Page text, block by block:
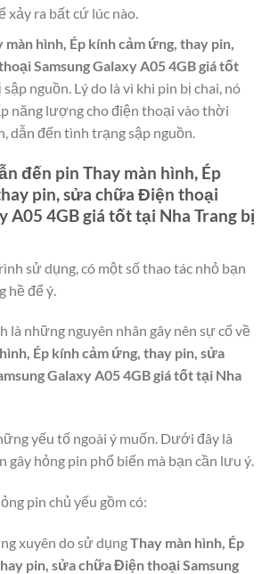
xảy ra bất cứ lúc nào.
màn hình, Ép kính cảm ứng, thay pin,
Samsung Galaxy A05 4GB giá tốt
nguồn. Lý do là vì khi pin bị chai, nó
năng lượng cho điện thoại vào thời
dẫn đến tình trạng sập nguồn.
đến pin Thay màn hình, Ép
pin, sửa chữa Điện thoại
A05 4GB giá tốt tại Nha Trang bị
sử dụng, có một số thao tác nhỏ bạn
hề để ý.
là những nguyên nhân gây nên sự cố về
Ép kính cảm ứng, thay pin, sửa
Galaxy A05 4GB giá tốt tại Nha
yếu tố ngoài ý muốn. Dưới đây là
gây hỏng pin phổ biến mà bạn cần lưu ý.
pin chủ yếu gồm có:
xuyên do sử dụngThay màn hình, Ép
pin, sửa chữa Điện thoại Samsung